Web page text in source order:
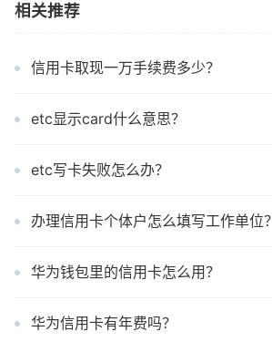
相关推荐
信用卡取现一万手续费多少？
etc显示card什么意思？
etc写卡失败怎么办？
办理信用卡个体户怎么填写工作单位？
华为钱包里的信用卡怎么用？
华为信用卡有年费吗？